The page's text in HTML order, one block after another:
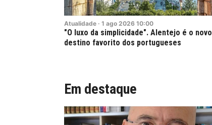
Atualidade · 1 ago 2026 10:00
"O luxo da simplicidade". Alentejo é o novo
destino favorito dos portugueses
Em destaque